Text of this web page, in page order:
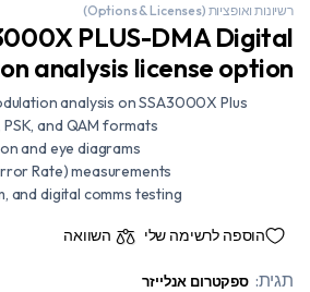
רשיונות ואופציות (Options & Licenses)
PLUS-DMA Digital
analysis license option
analysis on SSA3000X Plus
PSK, and QAM formats
and eye diagrams
Rate) measurements
and digital comms testing
הוספה לרשימה שלי השוואה
תגית: ספקטרום אנלייזר